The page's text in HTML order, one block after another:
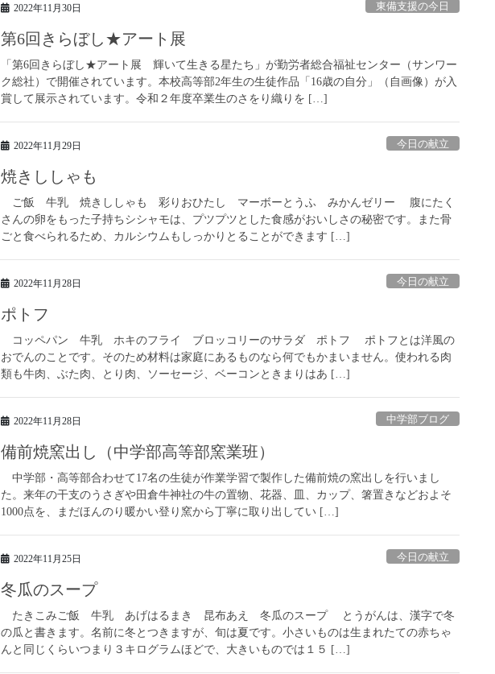
2022年11月30日 東備支援の今日
第6回きらぼし★アート展
「第6回きらぼし★アート展 輝いて生きる星たち」が勤労者総合福祉センター（サンワー
ク総社）で開催されています。本校高等部2年生の生徒作品「16歳の自分」（自画像）が入
賞して展示されています。令和２年度卒業生のさをり織りを […]
2022年11月29日 今日の献立
焼きししゃも
ご飯 牛乳 焼きししゃも 彩りおひたし マーボーとうふ みかんゼリー 腹にたく
さんの卵をもった子持ちシシャモは、プツプツとした食感がおいしさの秘密です。また骨
ごと食べられるため、カルシウムもしっかりとることができます […]
2022年11月28日 今日の献立
ポトフ
コッペパン 牛乳 ホキのフライ ブロッコリーのサラダ ポトフ ポトフとは洋風の
おでんのことです。そのため材料は家庭にあるものなら何でもかまいません。使われる肉
類も牛肉、ぶた肉、とり肉、ソーセージ、ベーコンときまりはあ […]
2022年11月28日 中学部ブログ
備前焼窯出し（中学部高等部窯業班）
中学部・高等部合わせて17名の生徒が作業学習で製作した備前焼の窯出しを行いまし
た。来年の干支のうさぎや田倉牛神社の牛の置物、花器、皿、カップ、箸置きなどおよそ
1000点を、まだほんのり暖かい登り窯から丁寧に取り出してい […]
2022年11月25日 今日の献立
冬瓜のスープ
たきこみご飯 牛乳 あげはるまき 昆布あえ 冬瓜のスープ とうがんは、漢字で冬
の瓜と書きます。名前に冬とつきますが、旬は夏です。小さいものは生まれたての赤ちゃ
んと同じくらいつまり３キログラムほどで、大きいものでは１５ […]